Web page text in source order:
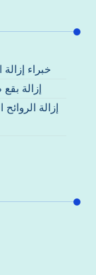
خبراء
إزالة
إزالة